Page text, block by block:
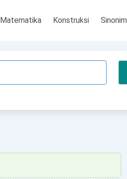
Matematika Konstruksi Sinonim